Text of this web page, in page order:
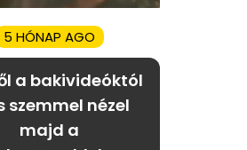
5 HÓNAP AGO
a bakivideóktól
szemmel nézel
majd a